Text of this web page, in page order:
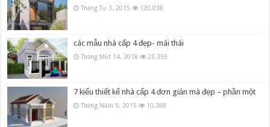
Tháng Tư 3, 2015 120,038
các mẫu nhà cấp 4 đẹp- mái thái
Tháng Một 14, 2018 23,359
7 kiểu thiết kế nhà cấp 4 đơn giản mà đẹp – phần một
Tháng Năm 9, 2015 10,388